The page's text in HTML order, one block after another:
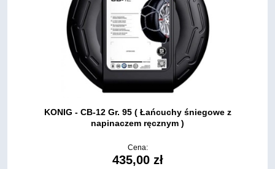
KONIG - CB-12 Gr. 95 ( Łańcuchy śniegowe z
napinaczem ręcznym )
Cena:
435,00 zł